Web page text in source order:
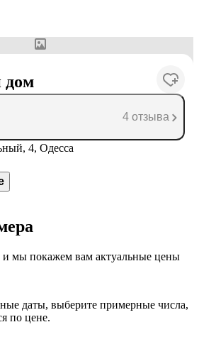
дом
4 отзыва
4, Одесса
и мы покажем вам актуальные цены
даты, выберите примерные числа,
по цене.